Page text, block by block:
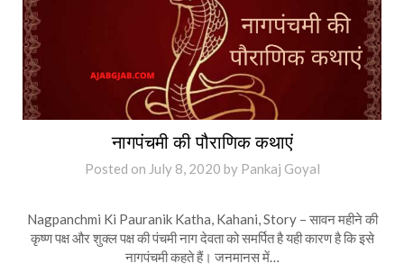
नागपंचमी की पौराणिक कथाएं
Posted on July 8, 2020 by Pankaj Goyal
Nagpanchmi Ki Pauranik Katha, Kahani, Story – सावन महीने की
कृष्ण पक्ष और शुक्ल पक्ष की पंचमी नाग देवता को समर्पित है यही कारण है कि इसे
नागपंचमी कहते हैं। जनमानस में…